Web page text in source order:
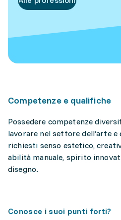
Competenze e qualifiche
Possedere competenze
lavorare nel settore dell’arte e
richiesti senso estetico,
abilità manuale, spirito
disegno.
Conosce i suoi punti forti?